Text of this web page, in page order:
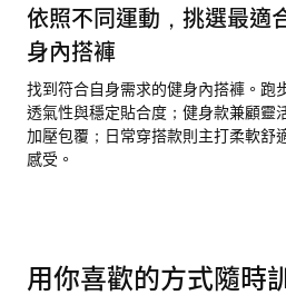
依照不同運動，挑選最適
身內搭褲
找到符合自身需求的健身內搭褲。跑
透氣性與穩定貼合度；健身款兼顧靈
加壓包覆；日常穿搭款則主打柔軟舒
感受。
用你喜歡的方式隨時